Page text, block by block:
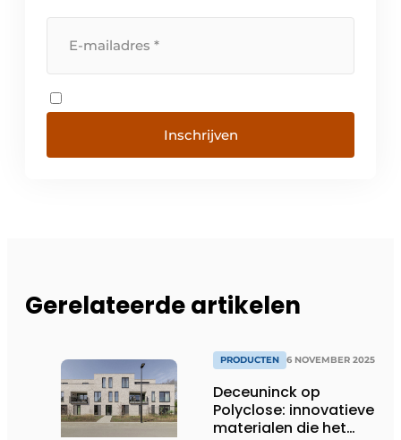
Inschrijven
Gerelateerde artikelen
PRODUCTEN 6 NOVEMBER 2025
Deceuninck op
Polyclose: innovatieve
materialen die het